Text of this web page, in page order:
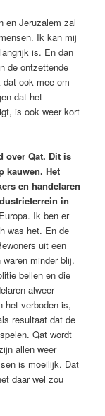
en Jeruzalem zal
Ik kan mij
is. En dan
de ontzettende
ook mee om
dat het
is ook weer kort
over Qat. Dit is
kauwen. Het
en handelaren
in
Ik ben er
was het. En de
uit een
minder blij.
bellen en die
alweer
het verboden is,
resultaat dat de
Qat wordt
allen weer
is moeilijk. Dat
daar wel zou